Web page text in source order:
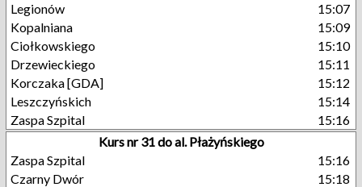
Legionów
15:07
Kopalniana
15:09
Ciołkowskiego
15:10
Drzewieckiego
15:11
Korczaka [GDA]
15:12
Leszczyńskich
15:14
Zaspa Szpital
15:16
Kurs nr 31 do al. Płażyńskiego
Zaspa Szpital
15:16
Czarny Dwór
15:18